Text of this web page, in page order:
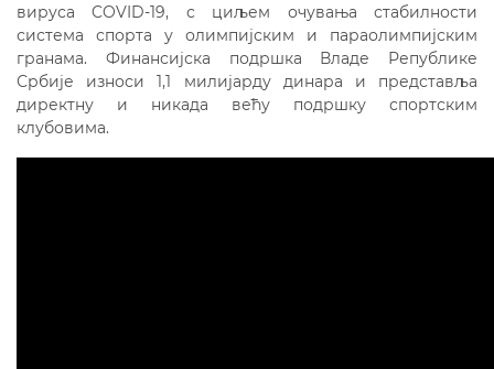
вируса COVID-19, с циљем очувања стабилности
система спорта у олимпијским и параолимпијским
гранама. Финансијска подршка Владе Републике
Србије износи 1,1 милијарду динара и представља
директну и никада већу подршку спортским
клубовима.